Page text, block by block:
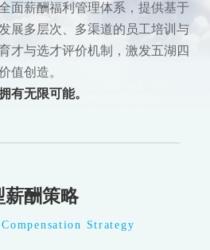
面薪酬福利管理体系，提供基于
展多层次、多渠道的员工培训与
才与选才评价机制，激发五湖四
值创造。
有无限可能。
薪酬策略
Strategy